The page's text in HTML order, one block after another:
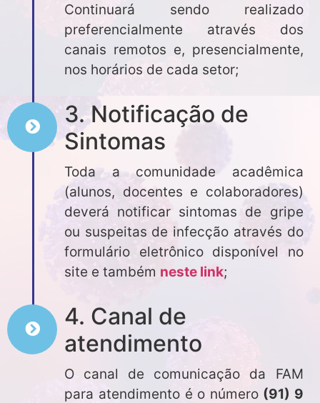
Continuará sendo realizado
preferencialmente através dos
canais remotos e, presencialmente,
nos horários de cada setor;
3. Notificação de
Sintomas
Toda a comunidade acadêmica
(alunos, docentes e colaboradores)
deverá notificar sintomas de gripe
ou suspeitas de infecção através do
formulário eletrônico disponível no
site e também neste link;
4. Canal de
atendimento
O canal de comunicação da FAM
para atendimento é o número (91) 9